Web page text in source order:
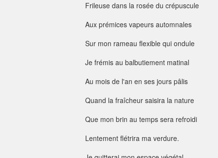
Frileuse dans la rosée du crépuscule
Aux prémices vapeurs automnales
Sur mon rameau flexible qui ondule
Je frémis au balbutiement matinal
Au mois de l'an en ses jours pâlis
Quand la fraîcheur saisira la nature
Que mon brin au temps sera refroidi
Lentement flétrira ma verdure.